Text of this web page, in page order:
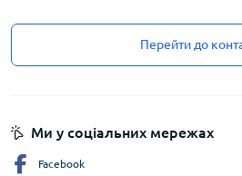
Перейти до
Ми у соціальних мережах
Facebook